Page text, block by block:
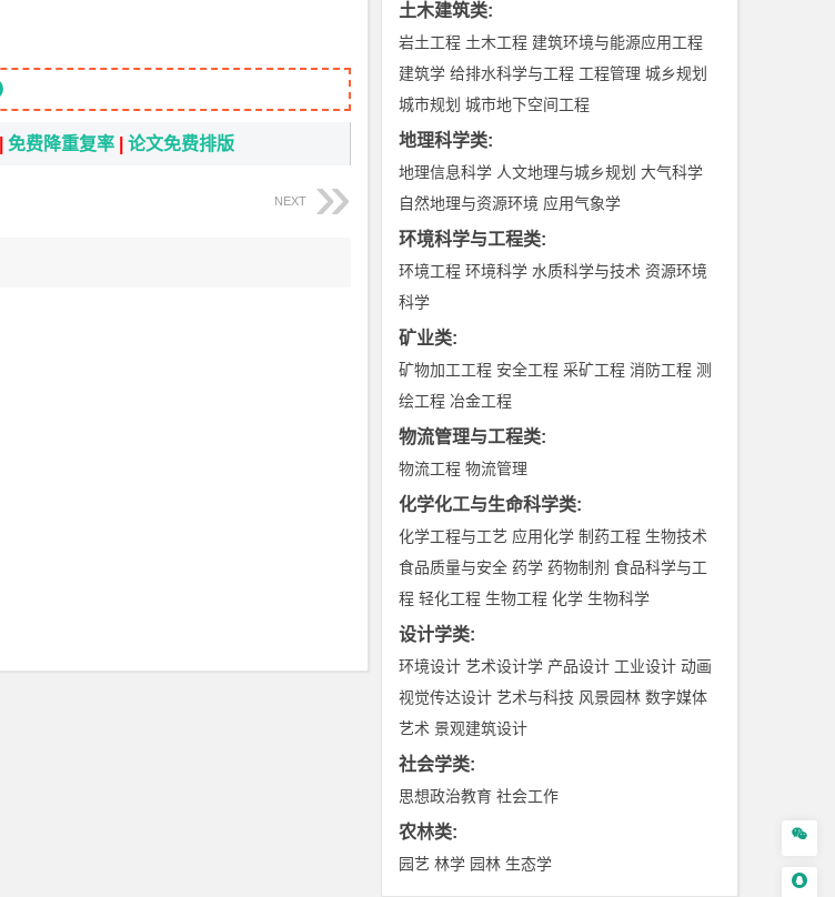
免费降重复率 论文免费排版
NEXT
土木建筑类:
岩土工程 土木工程 建筑环境与能源应用工程
建筑学 给排水科学与工程 工程管理 城乡规划
城市规划 城市地下空间工程
地理科学类:
地理信息科学 人文地理与城乡规划 大气科学
自然地理与资源环境 应用气象学
环境科学与工程类:
环境工程 环境科学 水质科学与技术 资源环境
科学
矿业类:
矿物加工工程 安全工程 采矿工程 消防工程 测
绘工程 冶金工程
物流管理与工程类:
物流工程 物流管理
化学化工与生命科学类:
化学工程与工艺 应用化学 制药工程 生物技术
食品质量与安全 药学 药物制剂 食品科学与工
程 轻化工程 生物工程 化学 生物科学
设计学类:
环境设计 艺术设计学 产品设计 工业设计 动画
视觉传达设计 艺术与科技 风景园林 数字媒体
艺术 景观建筑设计
社会学类:
思想政治教育 社会工作
农林类:
园艺 林学 园林 生态学

